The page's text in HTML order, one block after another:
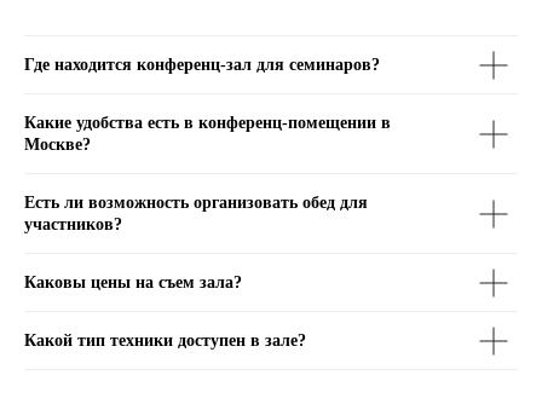
Где находится конференц-зал для семинаров?
Какие удобства есть в конференц-помещении в
Москве?
Есть ли возможность организовать обед для
участников?
Каковы цены на съем зала?
Какой тип техники доступен в зале?